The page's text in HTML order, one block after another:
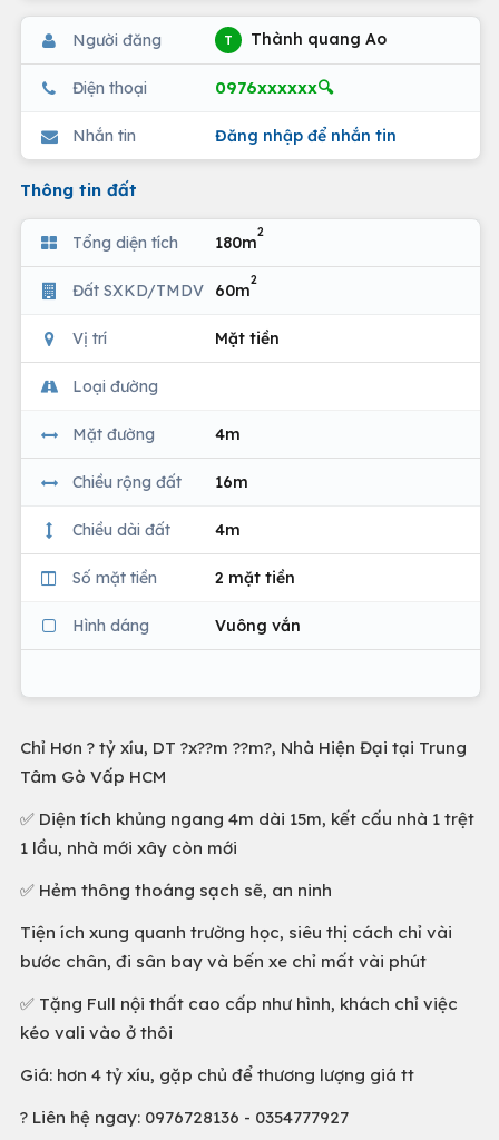
Người đăng T Thành quang Ao
Điện thoại 0976xxxxxx🔍
Nhắn tin Đăng nhập để nhắn tin
Thông tin đất
Tổng diện tích 180m
2
Đất SXKD/TMDV 60m
2
Vị trí Mặt tiền
Loại đường
Mặt đường 4m
Chiều rộng đất 16m
Chiều dài đất 4m
Số mặt tiền 2 mặt tiền
Hình dáng Vuông vắn
Chỉ Hơn ? tỷ xíu, DT ?x??m ??m?, Nhà Hiện Đại tại Trung
Tâm Gò Vấp HCM
✅ Diện tích khủng ngang 4m dài 15m, kết cấu nhà 1 trệt
1 lầu, nhà mới xây còn mới
✅ Hẻm thông thoáng sạch sẽ, an ninh
Tiện ích xung quanh trường học, siêu thị cách chỉ vài
bước chân, đi sân bay và bến xe chỉ mất vài phút
✅ Tặng Full nội thất cao cấp như hình, khách chỉ việc
kéo vali vào ở thôi
Giá: hơn 4 tỷ xíu, gặp chủ để thương lượng giá tt
? Liên hệ ngay: 0976728136 - 0354777927